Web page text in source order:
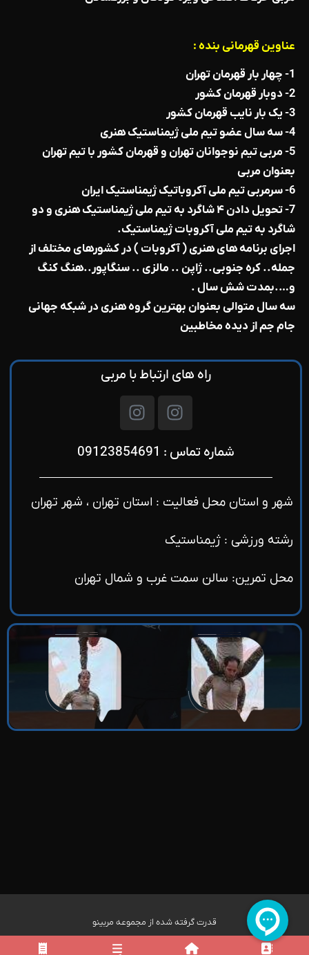
عناوین قهرمانی بنده :
1- چهار بار قهرمان تهران
2- دوبار قهرمان کشور
3- یک بار نایب قهرمان کشور
4- سه سال عضو تیم ملی ژیمناستیک هنری
5- مربی تیم نوجوانان تهران و قهرمان کشور با تیم تهران
بعنوان مربی
6- سرمربی تیم ملی آکروباتیک ژیمناستیک ایران
7- تحویل دادن ۴ شاگرد به تیم ملی ژیمناستیک هنری و دو
شاگرد به تیم ملی آکروبات ژیمناستیک.
اجرای برنامه های هنری ( آکروبات ) در کشورهای مختلف از
جمله.. کره جنوبی.. ژاپن .. مالزی .. سنگاپور..هنگ کنگ
و….بمدت شش سال .
سه سال متوالی بعنوان بهترین گروه هنری در شبکه جهانی
جام جم از دیده مخاطبین
راه های ارتباط با مربی
شماره تماس : 09123854691
شهر و استان محل فعالیت : استان تهران ، شهر تهران
رشته ورزشی : ژیمناستیک
محل تمرین: سالن سمت غرب و شمال تهران
قدرت گرفته شده از مجموعه مربینو